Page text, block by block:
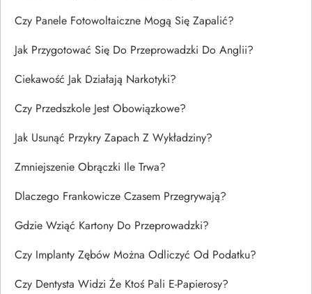
Czy Panele Fotowoltaiczne Mogą Się Zapalić?
Jak Przygotować Się Do Przeprowadzki Do Anglii?
Ciekawość Jak Działają Narkotyki?
Czy Przedszkole Jest Obowiązkowe?
Jak Usunąć Przykry Zapach Z Wykładziny?
Zmniejszenie Obrączki Ile Trwa?
Dlaczego Frankowicze Czasem Przegrywają?
Gdzie Wziąć Kartony Do Przeprowadzki?
Czy Implanty Zębów Można Odliczyć Od Podatku?
Czy Dentysta Widzi Że Ktoś Pali E-Papierosy?